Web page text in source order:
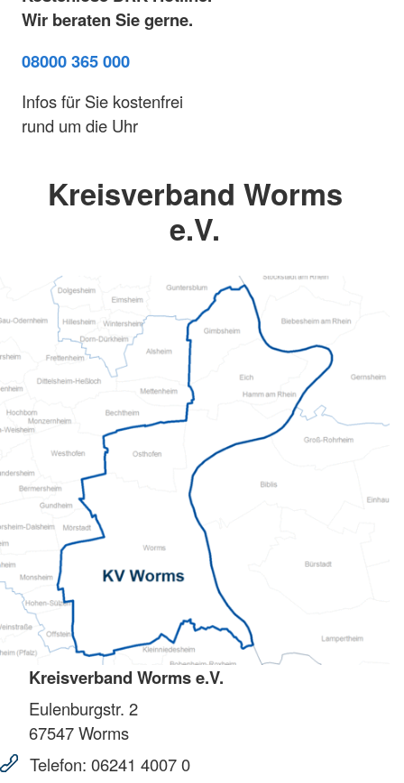
Wir beraten Sie gerne.
08000 365 000
Infos für Sie kostenfrei
rund um die Uhr
Kreisverband Worms
e.V.
Kreisverband Worms e.V.
Eulenburgstr. 2
67547Worms
Telefon: 06241 4007 0